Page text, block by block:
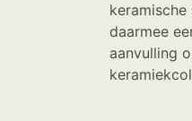
daarmee
aanvulling